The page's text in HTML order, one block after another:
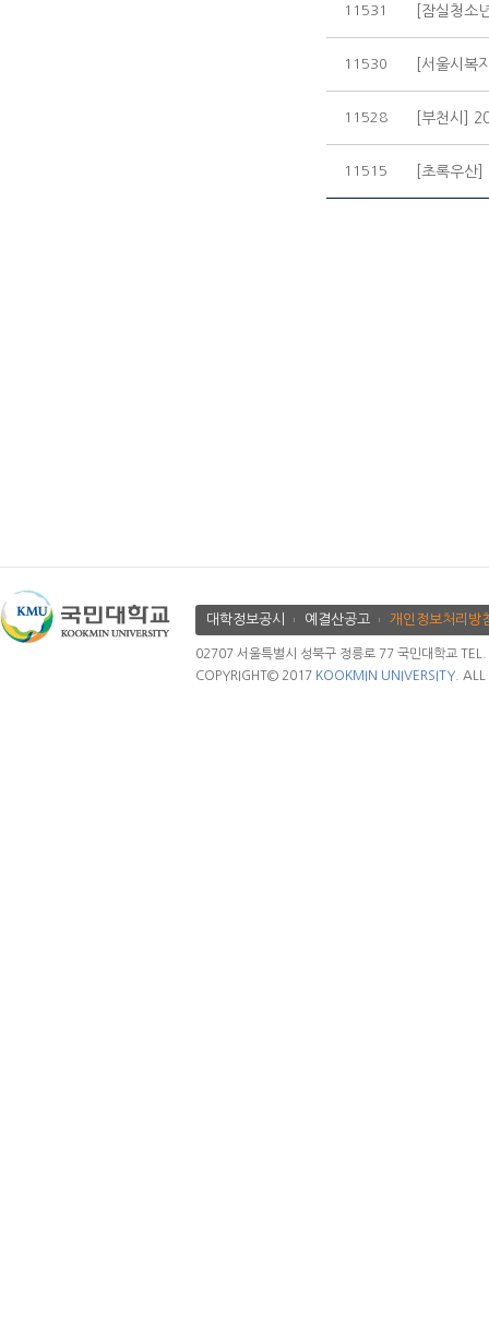
11531 [잠실청
11530 [서울시복
11528 [부천시]
11515 [초록우산
대학정보공시 예결산공고 개인정보처리방
02707 서울특별시 성북구 정릉로 77 국민대학교
COPYRIGHT© 2017 KOOKMIN UNIVERSITY. ALL